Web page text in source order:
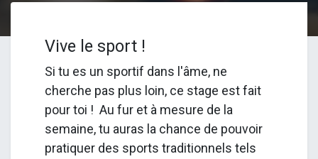
Vive le sport !
Si tu es un sportif dans l'âme, ne
cherche pas plus loin, ce stage est fait
pour toi ! Au fur et à mesure de la
semaine, tu auras la chance de pouvoir
pratiquer des sports traditionnels tels